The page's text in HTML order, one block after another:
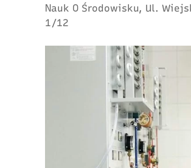
Nauk O Środowisku, Ul.
1/12